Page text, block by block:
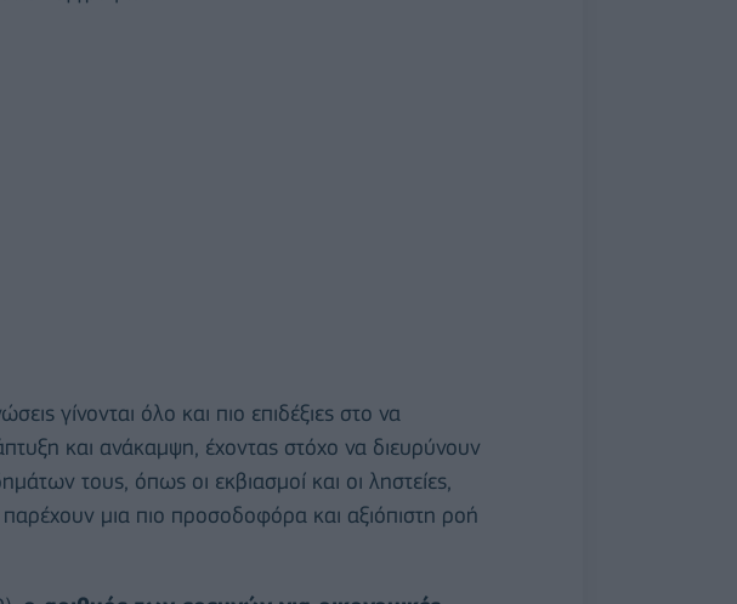
γίνονται όλο και πιο επιδέξιες στο να
και ανάκαμψη, έχοντας στόχο να διευρύνουν
τους, όπως οι εκβιασμοί και οι ληστείες,
μια πιο προσοδοφόρα και αξιόπιστη ροή